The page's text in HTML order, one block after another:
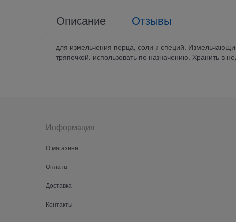
Описание Отзывы
для измельчения перца, соли и специй.
тряпочкой. использовать по назначению. Хранить в
Информация
О магазине
Оплата
Доставка
Контакты